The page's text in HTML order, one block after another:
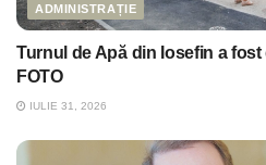
ADMINISTRAȚIE
Turnul de Apă din Iosefin a
FOTO
IULIE 31, 2026